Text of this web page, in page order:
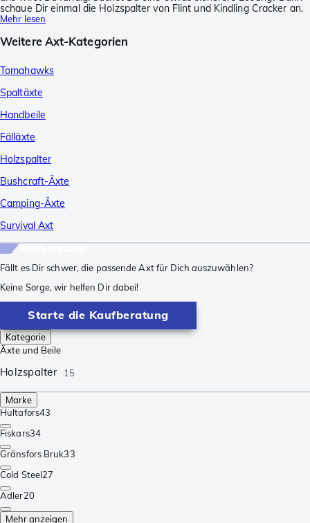
schaue Dir einmal die Holzspalter von Flint und Kindling Cracker an.
Mehr lesen
Weitere Axt-Kategorien
Tomahawks
Spaltäxte
Handbeile
Fälläxte
Holzspalter
Bushcraft-Äxte
Camping-Äxte
Survival Axt
Fällt es Dir schwer, die passende Axt für Dich auszuwählen?
Keine Sorge, wir helfen Dir dabei!
Starte die Kaufberatung
Kategorie
Äxte und Beile
Holzspalter 15
Marke
Hultafors43
Fiskars34
Gränsfors Bruk33
Cold Steel27
Adler20
Mehr anzeigen